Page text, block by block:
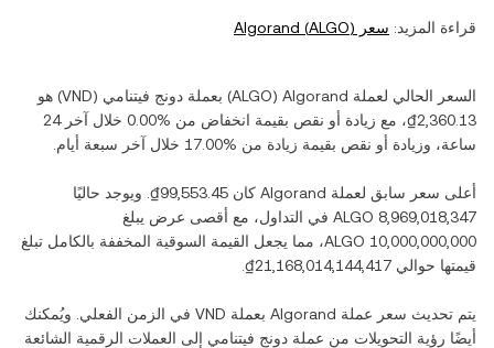
قراءة المزيد: سعر Algorand (ALGO)
السعر الحالي لعملة ‏ Algorand
(‏
ALGO) بعملة ‏ دونج فيتنامي (‏
VND) هو
، مع زيادة أو نقص بقيمة ‏ انخفاض من ‏
خلال آخر 24
ساعة، وزيادة أو نقص بقيمة ‏ زيادة من ‏ خلال آخر سبعة أيام.
أعلى سعر سابق لعملة ‏ Algorand كان ‏
. ويوجد حاليًا
في التداول، مع أقصى عرض يبلغ
، مما يجعل القيمة السوقية المخففة بالكامل تبلغ
قيمتها حوالي ‏
يتم تحديث سعر عملة ‏ Algorand بعملة ‏ VND في الزمن الفعلي. ويُمكنك
أيضًا رؤية التحويلات من عملة ‏ دونج فيتنامي إلى العملات الرقمية الشائعة